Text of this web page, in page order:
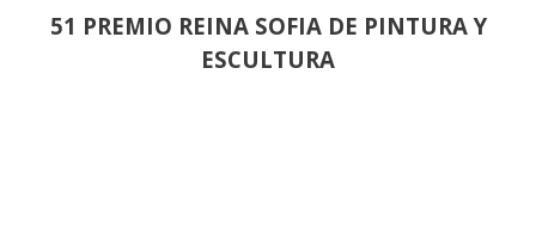
51 PREMIO REINA SOFIA DE PINTURA Y
ESCULTURA